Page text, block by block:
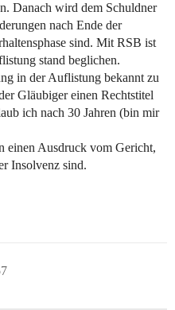
Danach wird dem Schuldner
nach Ende der
sind. Mit RSB ist
stand beglichen.
in der Auflistung bekannt zu
Gläubiger einen Rechtstitel
ich nach 30 Jahren (bin mir
einen Ausdruck vom Gericht,
Insolvenz sind.